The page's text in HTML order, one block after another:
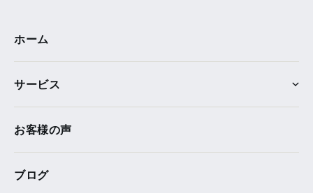
ホーム
サービス
お客様の声
ブログ